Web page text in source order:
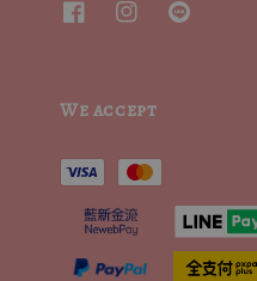
We accept